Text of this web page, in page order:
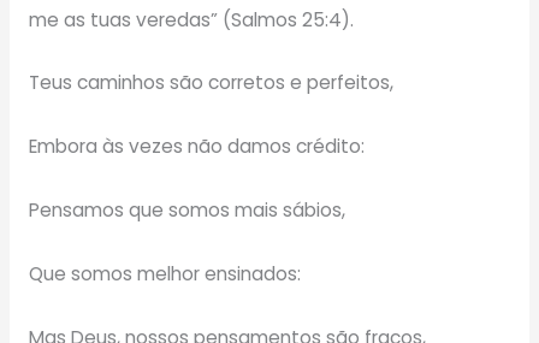
me as tuas veredas” (Salmos 25:4).
Teus caminhos são corretos e perfeitos,
Embora às vezes não damos crédito:
Pensamos que somos mais sábios,
Que somos melhor ensinados:
Mas Deus, nossos pensamentos são fracos,